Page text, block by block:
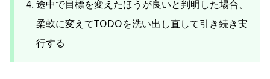
途中で目標を変えたほうが良いと判明した場合、
柔軟に変えてTODOを洗い出し直して引き続き実
行する